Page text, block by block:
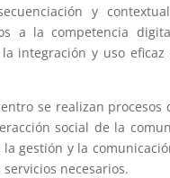
y
a la competencia
integración y uso eficaz
se realizan procesos
social de la
gestión y la
necesarios.